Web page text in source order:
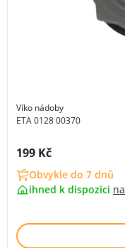
Víko nádoby
ETA 0128 00370
Cena s DPH:
199 Kč
Obvykle do 7 dnů
ihned k dispozici na